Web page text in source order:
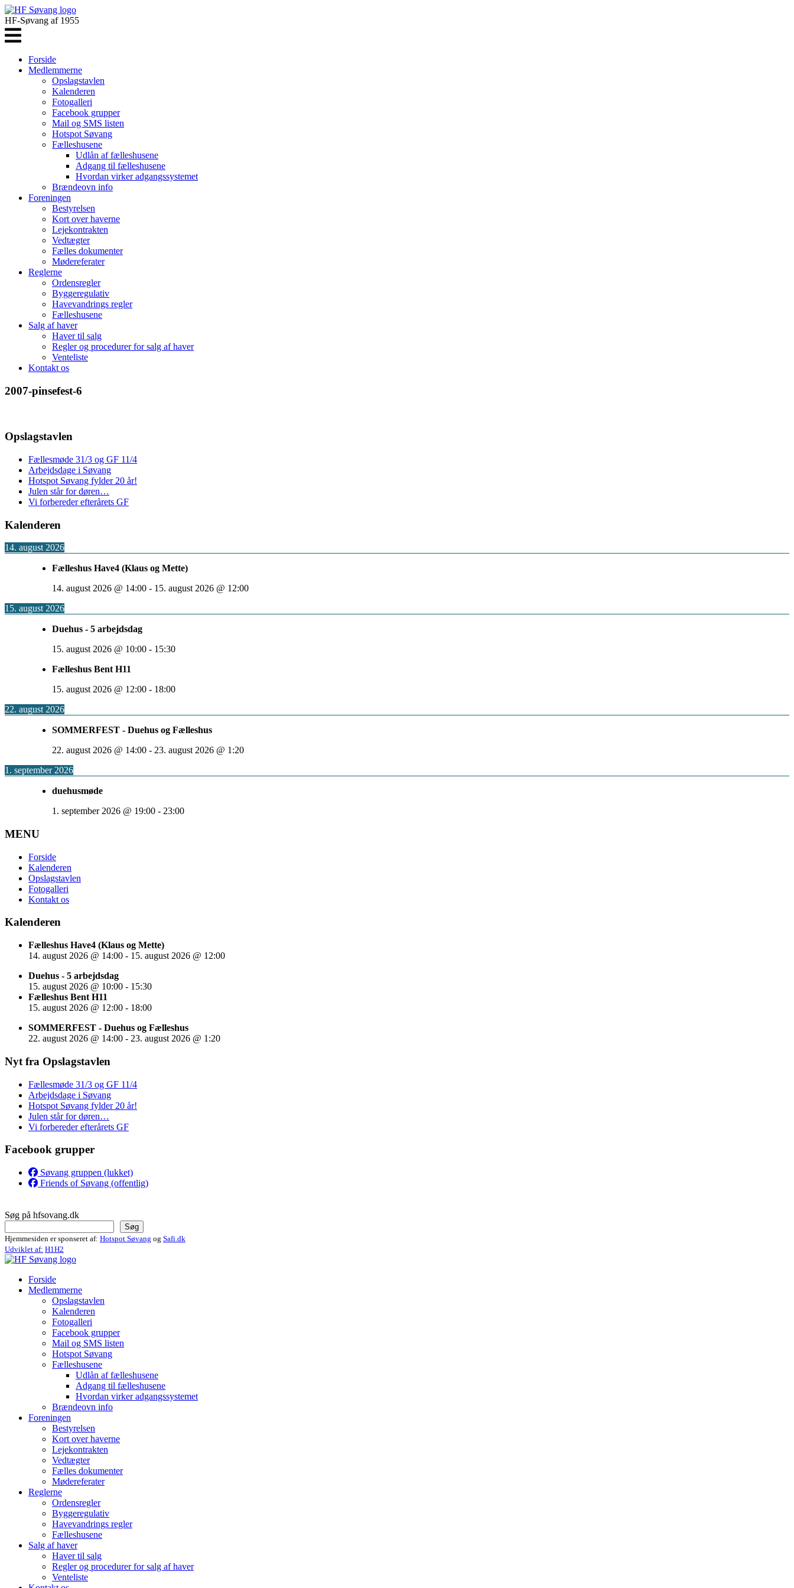
HF-Søvang af 1955
Forside
Medlemmerne
Opslagstavlen
Kalenderen
Fotogalleri
Facebook grupper
Mail og SMS listen
Hotspot Søvang
Fælleshusene
Udlån af fælleshusene
Adgang til fælleshusene
Hvordan virker adgangssystemet
Brændeovn info
Foreningen
Bestyrelsen
Kort over haverne
Lejekontrakten
Vedtægter
Fælles dokumenter
Mødereferater
Reglerne
Ordensregler
Byggeregulativ
Havevandrings regler
Fælleshusene
Salg af haver
Haver til salg
Regler og procedurer for salg af haver
Venteliste
Kontakt os
2007-pinsefest-6
Opslagstavlen
Fællesmøde 31/3 og GF 11/4
Arbejdsdage i Søvang
Hotspot Søvang fylder 20 år!
Julen står for døren…
Vi forbereder efterårets GF
Kalenderen
14. august 2026
Fælleshus Have4 (Klaus og Mette)
14. august 2026 @ 14:00 - 15. august 2026 @ 12:00
15. august 2026
Duehus - 5 arbejdsdag
15. august 2026 @ 10:00 - 15:30
Fælleshus Bent H11
15. august 2026 @ 12:00 - 18:00
22. august 2026
SOMMERFEST - Duehus og Fælleshus
22. august 2026 @ 14:00 - 23. august 2026 @ 1:20
1. september 2026
duehusmøde
1. september 2026 @ 19:00 - 23:00
MENU
Forside
Kalenderen
Opslagstavlen
Fotogalleri
Kontakt os
Kalenderen
Fælleshus Have4 (Klaus og Mette)
14. august 2026 @ 14:00 - 15. august 2026 @ 12:00
Duehus - 5 arbejdsdag
15. august 2026 @ 10:00 - 15:30
Fælleshus Bent H11
15. august 2026 @ 12:00 - 18:00
SOMMERFEST - Duehus og Fælleshus
22. august 2026 @ 14:00 - 23. august 2026 @ 1:20
Nyt fra Opslagstavlen
Fællesmøde 31/3 og GF 11/4
Arbejdsdage i Søvang
Hotspot Søvang fylder 20 år!
Julen står for døren…
Vi forbereder efterårets GF
Facebook grupper
Søvang gruppen (lukket)
Friends of Søvang (offentlig)
Søg på hfsovang.dk
Søg
Hjemmesiden er sponseret af: Hotspot Søvang og Safi.dk
Udviklet af: H1H2
Forside
Medlemmerne
Opslagstavlen
Kalenderen
Fotogalleri
Facebook grupper
Mail og SMS listen
Hotspot Søvang
Fælleshusene
Udlån af fælleshusene
Adgang til fælleshusene
Hvordan virker adgangssystemet
Brændeovn info
Foreningen
Bestyrelsen
Kort over haverne
Lejekontrakten
Vedtægter
Fælles dokumenter
Mødereferater
Reglerne
Ordensregler
Byggeregulativ
Havevandrings regler
Fælleshusene
Salg af haver
Haver til salg
Regler og procedurer for salg af haver
Venteliste